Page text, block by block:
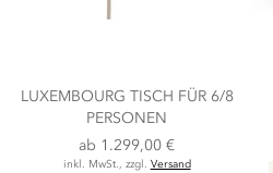
LUXEMBOURG TISCH FÜR 6/8
PERSONEN
ab 1.299,00 €
inkl. MwSt., zzgl. Versand